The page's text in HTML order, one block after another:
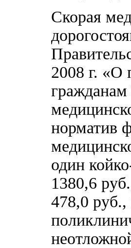
Скорая
2008 г. «О
норматив
один
1380,6
478,0